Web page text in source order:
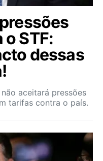
STF:
dessas
aceitará pressões
tarifas contra o país.